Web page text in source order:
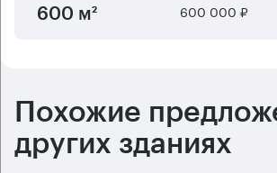
600 м² 600 000 ₽
Похожие
других зданиях